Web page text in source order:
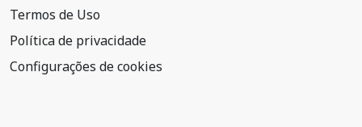
Termos de Uso
Política de privacidade
Configurações de cookies